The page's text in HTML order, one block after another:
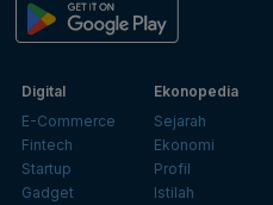
Digital
E-Commerce
Fintech
Startup
Gadget
Ekonopedia
Sejarah
Ekonomi
Profil
Istilah